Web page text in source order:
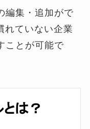
編集・追加がで
れていない企業
ことが可能で